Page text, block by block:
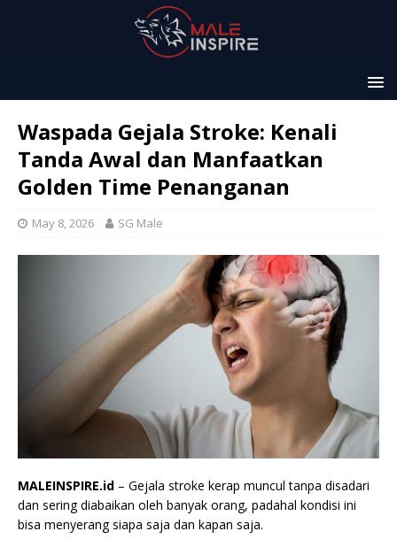
Waspada Gejala Stroke: Kenali
Tanda Awal dan Manfaatkan
Golden Time Penanganan
May 8, 2026 SG Male
MALEINSPIRE.id – Gejala stroke kerap muncul tanpa disadari
dan sering diabaikan oleh banyak orang, padahal kondisi ini
bisa menyerang siapa saja dan kapan saja.